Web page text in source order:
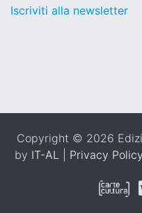
Iscriviti alla newsletter
Copyright © 2026
by IT-AL Privacy Policy